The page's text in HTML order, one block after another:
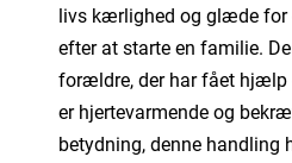
livs kærlighed og glæde for
efter at starte en familie.
forældre, der har fået
er hjertevarmende og
betydning, denne handling